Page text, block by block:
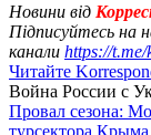
Новини від
Підписуйтесь на
канали https://t.me/
Читайте
Война России с
Провал сезона:
турсектора Крыма